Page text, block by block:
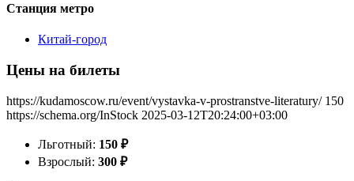
Станция метро
Китай-город
Цены на билеты
https://kudamoscow.ru/event/vystavka-v-prostranstve-literatury/ 150
https://schema.org/InStock 2025-03-12T20:24:00+03:00
Льготный: 150 ₽
Взрослый: 300 ₽